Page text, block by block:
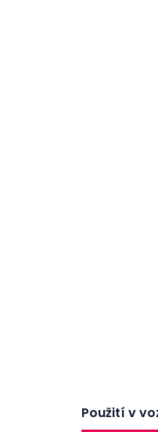
Použití v